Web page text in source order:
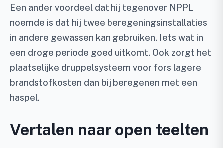
Een ander voordeel dat hij tegenover NPPL
noemde is dat hij twee beregeningsinstallaties
in andere gewassen kan gebruiken. Iets wat in
een droge periode goed uitkomt. Ook zorgt het
plaatselijke druppelsysteem voor fors lagere
brandstofkosten dan bij beregenen met een
haspel.
Vertalen naar open teelten